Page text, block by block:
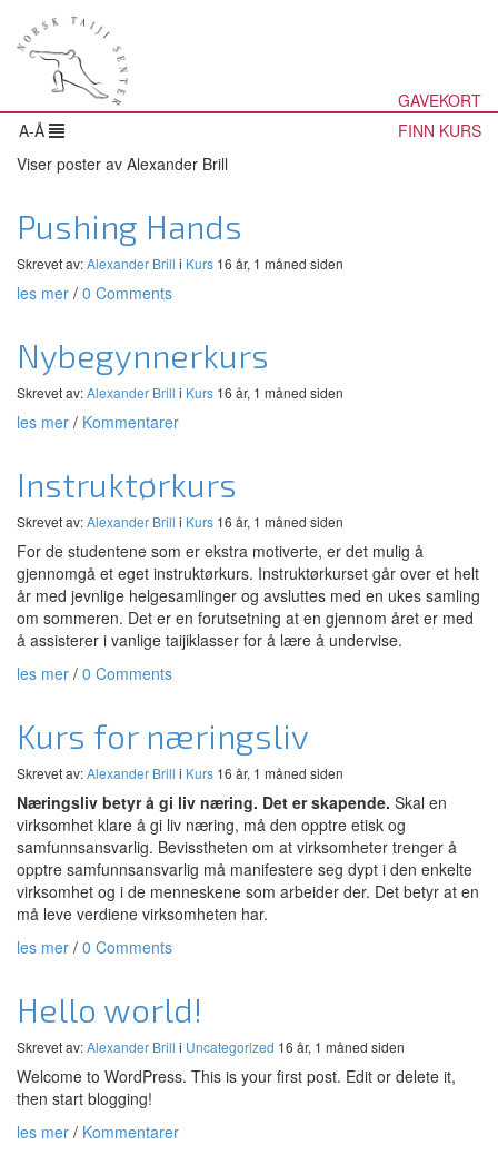
GAVEKORT
A-Å
FINN KURS
Viser poster av Alexander Brill
Pushing Hands
Skrevet av:Alexander Brill i Kurs 16 år, 1 måned siden
les mer / 0 Comments
Nybegynnerkurs
Skrevet av:Alexander Brill i Kurs 16 år, 1 måned siden
les mer / Kommentarer
Instruktørkurs
Skrevet av:Alexander Brill i Kurs 16 år, 1 måned siden
For de studentene som er ekstra motiverte, er det mulig å
gjennomgå et eget instruktørkurs. Instruktørkurset går over et helt
år med jevnlige helgesamlinger og avsluttes med en ukes samling
om sommeren. Det er en forutsetning at en gjennom året er med
å assisterer i vanlige taijiklasser for å lære å undervise.
les mer / 0 Comments
Kurs for næringsliv
Skrevet av:Alexander Brill i Kurs 16 år, 1 måned siden
Næringsliv betyr å gi liv næring. Det er skapende. Skal en
virksomhet klare å gi liv næring, må den opptre etisk og
samfunnsansvarlig. Bevisstheten om at virksomheter trenger å
opptre samfunnsansvarlig må manifestere seg dypt i den enkelte
virksomhet og i de menneskene som arbeider der. Det betyr at en
må leve verdiene virksomheten har.
les mer / 0 Comments
Hello world!
Skrevet av:Alexander Brill i Uncategorized 16 år, 1 måned siden
Welcome to WordPress. This is your first post. Edit or delete it,
then start blogging!
les mer / Kommentarer